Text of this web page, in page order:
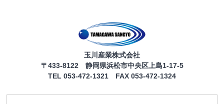
玉川産業株式会社
〒433-8122 静岡県浜松市中央区上島1-17-5
TEL 053-472-1321 FAX 053-472-1324